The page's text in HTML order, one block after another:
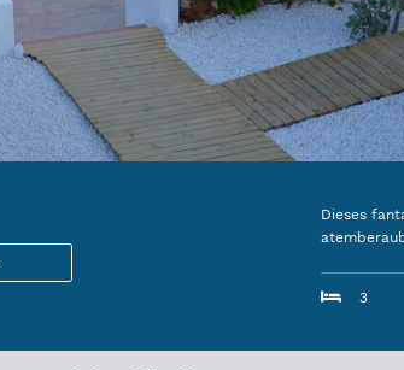
Dieses
3